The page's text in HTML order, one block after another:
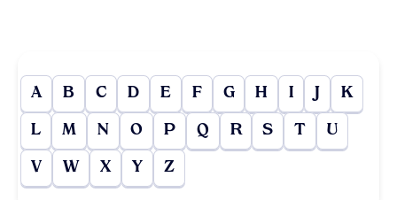
A B C D E F G H I J K
L M N O P Q R S T U
V W X Y Z